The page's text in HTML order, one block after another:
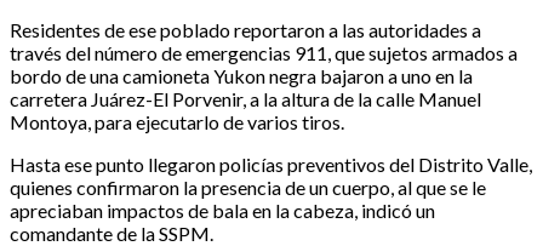
Residentes de ese poblado reportaron a las autoridades a
través del número de emergencias 911, que sujetos armados a
bordo de una camioneta Yukon negra bajaron a uno en la
carretera Juárez-El Porvenir, a la altura de la calle Manuel
Montoya, para ejecutarlo de varios tiros.
Hasta ese punto llegaron policías preventivos del Distrito Valle,
quienes confirmaron la presencia de un cuerpo, al que se le
apreciaban impactos de bala en la cabeza, indicó un
comandante de la SSPM.